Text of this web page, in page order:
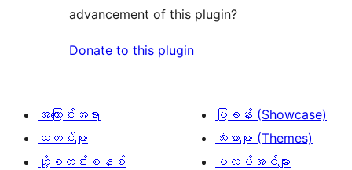
advancement of this plugin?
Donate to this plugin
အကြောင်းအရာ
သတင်းများ
ဟို့စတင်းစနစ်
ပြခန်း (Showcase)
သီးမားများ (Themes)
ပလပ်အင်များ